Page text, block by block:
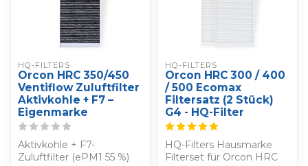
HQ-FILTERS
Orcon HRC 350/450
Ventiflow Zuluftfilter
Aktivkohle + F7 –
Eigenmarke
Aktivkohle + F7-
Zuluftfilter (ePM1 55 %)
HQ-FILTERS
Orcon HRC 300 / 400
/ 500 Ecomax
Filtersatz (2 Stück)
G4 - HQ-Filter
HQ-Filters Hausmarke
Filterset für Orcon HRC